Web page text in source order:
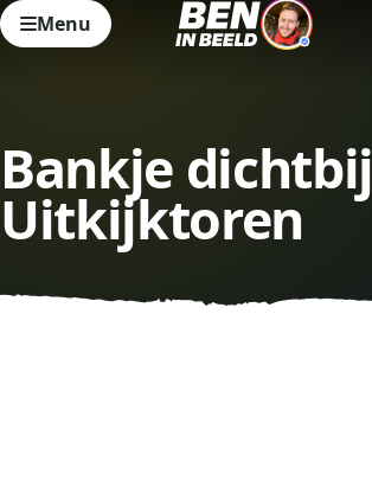
Menu
Bankje dichtbij
Uitkijktoren